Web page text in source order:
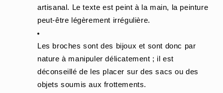
artisanal. Le texte est peint à la main, la peinture
peut-être légèrement irrégulière.
Les broches sont des bijoux et sont donc par
nature à manipuler délicatement ; il est
déconseillé de les placer sur des sacs ou des
objets soumis aux frottements.